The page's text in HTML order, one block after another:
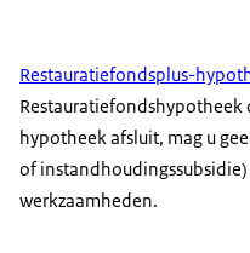
Restauratiefondsplus-
Restauratiefondshypotheek
hypotheek afsluit, mag u
of
werkzaamheden.